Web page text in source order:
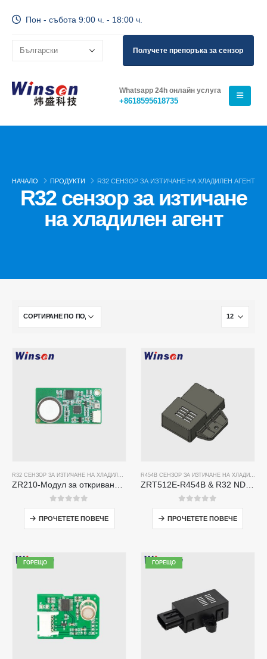
Пон - събота 9:00 ч. - 18:00 ч.
Получете препоръка за сензор
Whatsapp 24h онлайн услуга
+8618595618735
НАЧАЛО ПРОДУКТИ R32 СЕНЗОР ЗА ИЗТИЧАНЕ НА ХЛАДИЛЕН АГЕНТ
R32 сензор за изтичане
на хладилен агент
,R454B СЕНЗОР ЗА ИЗТИЧАНЕ НА
0от 5
ПРОЧЕТЕТЕ ПОВЕЧЕ
0от 5
ПРОЧЕТЕТЕ ПОВЕЧЕ
ГОРЕЩО ГОРЕЩО